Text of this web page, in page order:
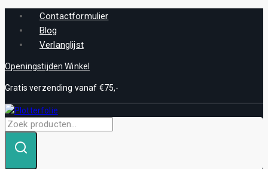
Skip
Contactformulier
Blog
Verlanglijst
Openingstijden Winkel
Gratis verzending vanaf €75,-
Zoek